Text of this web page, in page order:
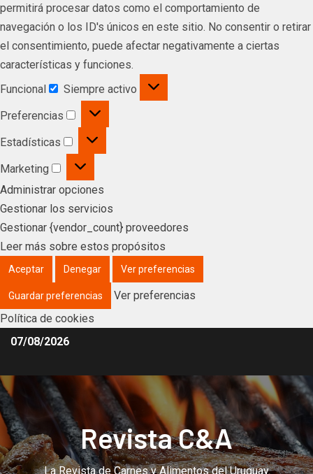
permitirá procesar datos como el comportamiento de
navegación o los ID's únicos en este sitio. No consentir o retirar
el consentimiento, puede afectar negativamente a ciertas
características y funciones.
Funcional
Siempre activo
Preferencias
Estadísticas
Marketing
Administrar opciones
Gestionar los servicios
Gestionar {vendor_count} proveedores
Leer más sobre estos propósitos
Aceptar Denegar Ver preferencias
Guardar preferencias
Ver preferencias
Política de cookies
07/08/2026
Revista C&A
La Revista de Carnes y Alimentos del Uruguay